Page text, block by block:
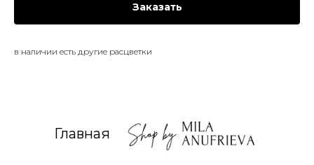
Заказать
в наличии есть другие расцветки
Главная